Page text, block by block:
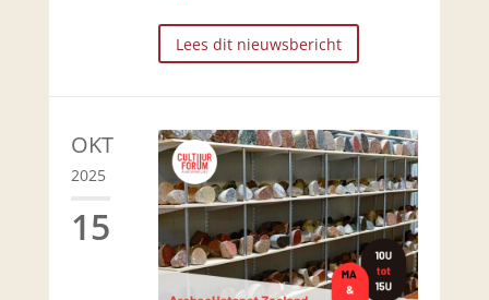
Lees dit nieuwsbericht
OKT
2025
15